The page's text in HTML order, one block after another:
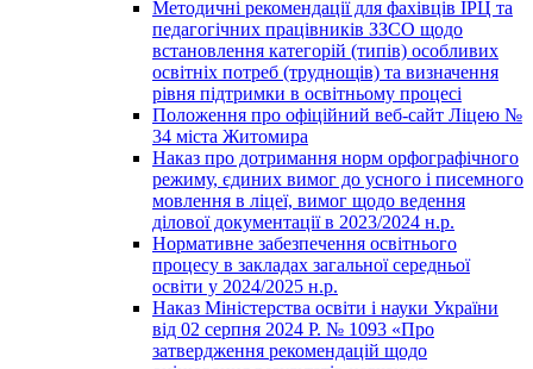
Методичні рекомендації для фахівців ІРЦ та
педагогічних працівників ЗЗСО щодо
встановлення категорій (типів) особливих
освітніх потреб (труднощів) та визначення
рівня підтримки в освітньому процесі
Положення про офіційний веб-сайт Ліцею №
34 міста Житомира
Наказ про дотримання норм орфографічного
режиму, єдиних вимог до усного і писемного
мовлення в ліцеї, вимог щодо ведення
ділової документації в 2023/2024 н.р.
Нормативне забезпечення освітнього
процесу в закладах загальної середньої
освіти у 2024/2025 н.р.
Наказ Міністерства освіти і науки України
від 02 серпня 2024 Р. № 1093 «Про
затвердження рекомендацій щодо